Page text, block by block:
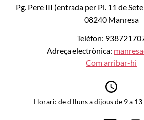
Pg. Pere III (entrada per Pl. 11 de
08240 Manresa
Telèfon:
Adreça electrònica:
Com arribar-hi
Horari: de dilluns a dijous de 9 a 13